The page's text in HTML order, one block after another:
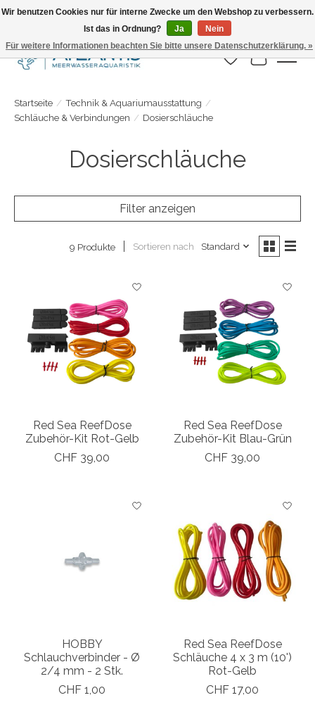
Täglicher Versand. Bestelle bis 15.00 Uhr
Wunschzettel
Ihr
Startseite / Technik & Aquariumausstattung /
Schläuche & Verbindungen / Dosierschläuche
Dosierschläuche
Filter anzeigen
9 Produkte Sortieren nach Standard
Red Sea ReefDose
Zubehör-Kit Rot-Gelb
CHF 39,00
Red Sea ReefDose
Zubehör-Kit Blau-Grün
CHF 39,00
HOBBY
Schlauchverbinder - Ø
2/4 mm - 2 Stk.
CHF 1,00
Red Sea ReefDose
Schläuche 4 x 3 m (10')
Rot-Gelb
CHF 17,00
Wir benutzen Cookies nur für interne Zwecke um den Webshop zu verbessern.
Ist das in Ordnung?
Ja
Nein
Für weitere Informationen beachten Sie bitte unsere Datenschutzerklärung. »